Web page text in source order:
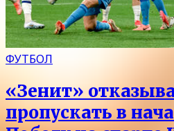
ФУТБОЛ
«Зенит»
пропускать в